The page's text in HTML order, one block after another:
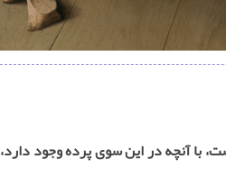
با آنچه در این سوی پرده وجود دارد،